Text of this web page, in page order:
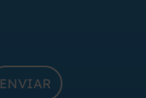
ENVIAR